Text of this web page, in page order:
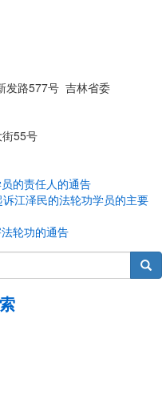
发路577号 吉林省委
55号
的责任人的通告
江泽民的法轮功学员的主要
轮功的通告
搜索